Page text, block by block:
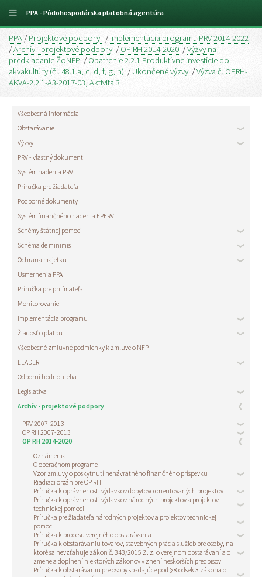
PPA / Projektové podpory / Implementácia programu PRV 2014-2022
/Archív - projektové podpory/ OP RH 2014-2020 /Výzvy na
predkladanie ŽoNFP / Opatrenie 2.2.1 Produktívne investície do
akvakultúry (čl. 48.1.a, c, d, f, g, h) / Ukončené výzvy/Výzva č. OPRH-
AKVA-2.2.1-A3-2017-03, Aktivita 3
Všeobecná informácia
Obstarávanie
Výzvy
PRV - vlastný dokument
Systém riadenia PRV
Príručka pre žiadateľa
Podporné dokumenty
Systém finančného riadenia EPFRV
Schémy štátnej pomoci
Schéma de minimis
Ochrana majetku
Usmernenia PPA
Príručka pre prijímateľa
Monitorovanie
Implementácia programu
Žiadosť o platbu
Všeobecné zmluvné podmienky k zmluve o NFP
LEADER
Odborní hodnotitelia
Legislatíva
Archív - projektové podpory
PRV 2007-2013
OP RH 2007-2013
OP RH 2014-2020
Oznámenia
O operačnom programe
Vzor zmluvy o poskytnutí nenávratného finančného príspevku
Riadiaci orgán pre OP RH
Príručka k oprávnenosti výdavkov dopytovo orientovaných projektov
Príručka k oprávnenosti výdavkov národných projektov a projektov
technickej pomoci
Príručka pre žiadateľa národných projektov a projektov technickej
pomoci
Príručka k procesu verejného obstarávania
Príručka k obstarávaniu tovarov, stavebných prác a služieb pre osoby, na
ktoré sa nevzťahuje zákon č. 343/2015 Z. z. o verejnom obstarávaní a o
zmene a doplnení niektorých zákonov v znení neskorších predpisov
Príručka k obstarávaniu pre osoby spadajúce pod § 8 odsek 3 zákona o
PPA - Pôdohospodárska platobná agentúra